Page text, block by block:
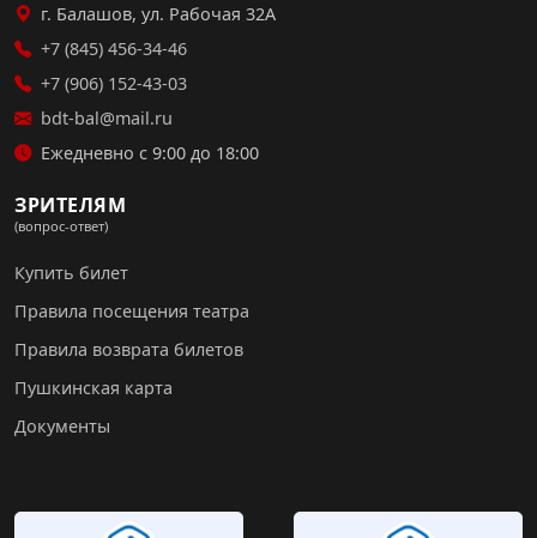
г. Балашов, ул. Рабочая 32А
+7 (845) 456-34-46
+7 (906) 152-43-03
bdt-bal@mail.ru
Ежедневно с 9:00 до 18:00
ЗРИТЕЛЯМ
(вопрос-ответ)
Купить билет
Правила посещения театра
Правила возврата билетов
Пушкинская карта
Документы